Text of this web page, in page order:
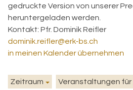
gedruckte Version von unserer
heruntergeladen werden.
Kontakt: Pfr. Dominik Reifler
dominik.reifler@erk-bs.ch
in meinen Kalender übernehmen
Zeitraum Veranstaltungen für ...